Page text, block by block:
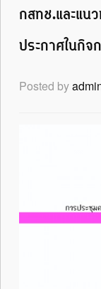
กสทช.และแน
ประกาศในกิจ
Posted by